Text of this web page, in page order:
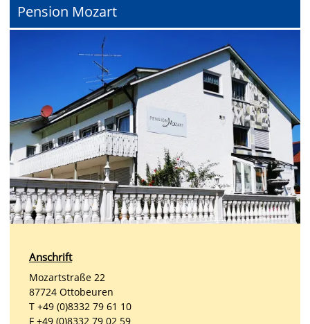
Pension Mozart
Anschrift
Mozartstraße 22
87724 Ottobeuren
T +49 (0)8332 79 61 10
F +49 (0)8332 79 02 59